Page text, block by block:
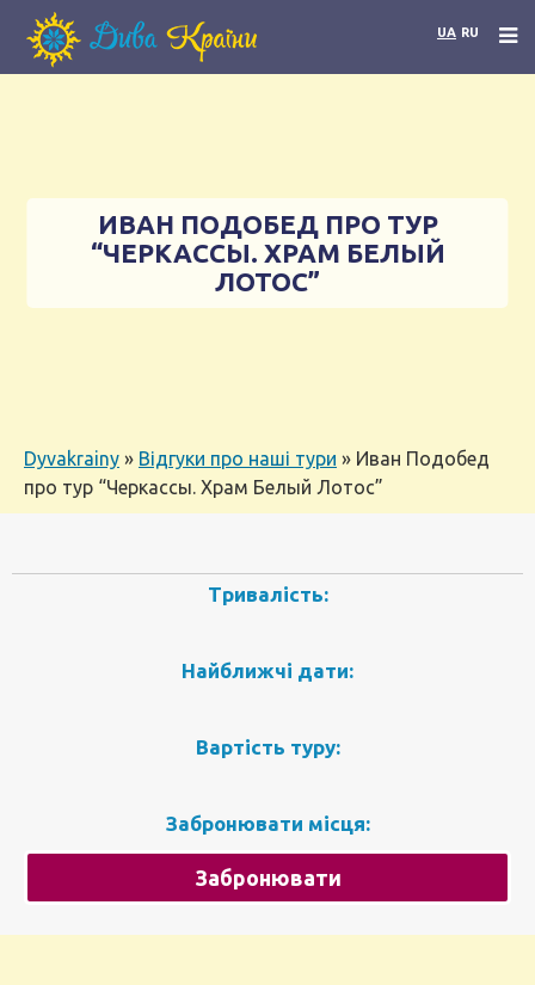
UA RU
ИВАН ПОДОБЕД ПРО ТУР
“ЧЕРКАССЫ. ХРАМ БЕЛЫЙ
ЛОТОС”
Dyvakrainy » Відгуки про наші тури » Иван Подобед
про тур “Черкассы. Храм Белый Лотос”
Тривалість:
Найближчі дати:
Вартість туру:
Забронювати місця:
Забронювати